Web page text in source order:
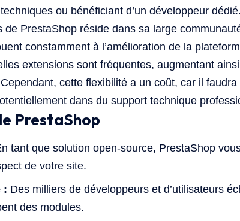
ou bénéficiant d’un développeur dédié.
de PrestaShop réside dans sa large
constamment à l’amélioration de la
extensions sont fréquentes, augmentant
cette flexibilité a un coût, car il
dans du support technique
PrestaShop
tant que solution open-source, PrestaShop
de votre site.
: Des milliers de développeurs et d’utilisateurs
des modules.